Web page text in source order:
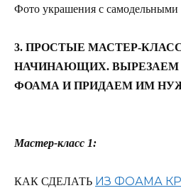
Фото украшения с самодельными
3. ПРОСТЫЕ МАСТЕР-
НАЧИНАЮЩИХ. ВЫРЕЗАЕМ
ФОАМА И ПРИДАЕМ ИМ
Мастер-класс 1:
КАК СДЕЛАТЬ ИЗ ФОАМА